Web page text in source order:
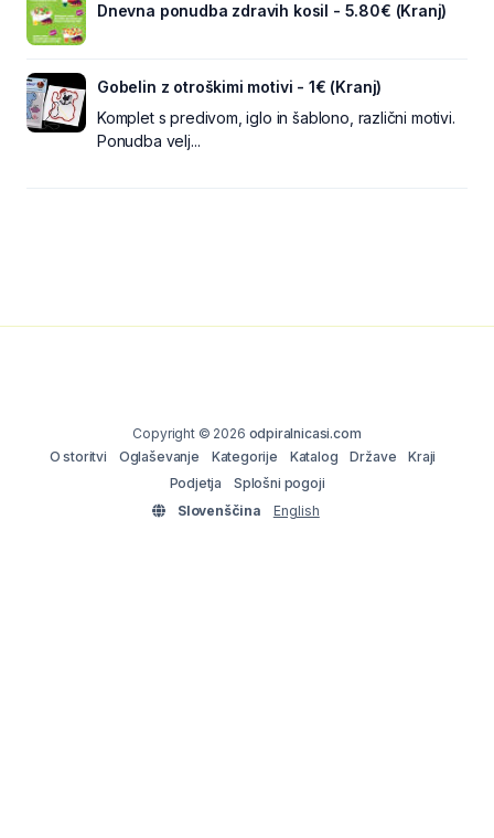
Dnevna ponudba zdravih kosil - 5.80€ (Kranj)
Gobelin z otroškimi motivi - 1€ (Kranj)
Komplet s predivom, iglo in šablono, različni motivi.
Ponudba velj...
Copyright © 2026 odpiralnicasi.com
O storitvi
Oglaševanje Kategorije Katalog Države
Kraji
Podjetja
Splošni pogoji
Slovenščina
English